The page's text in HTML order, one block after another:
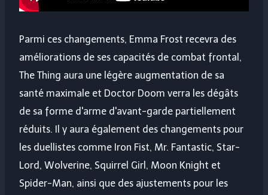
Parmi ces changements, Emma Frost recevra des
améliorations de ses capacités de combat frontal,
The Thing aura une légère augmentation de sa
santé maximale et Doctor Doom verra les dégâts
de sa forme d'arme d'avant-garde partiellement
réduits. Il y aura également des changements pour
les duellistes comme Iron Fist, Mr. Fantastic, Star-
Lord, Wolverine, Squirrel Girl, Moon Knight et
Spider-Man, ainsi que des ajustements pour les